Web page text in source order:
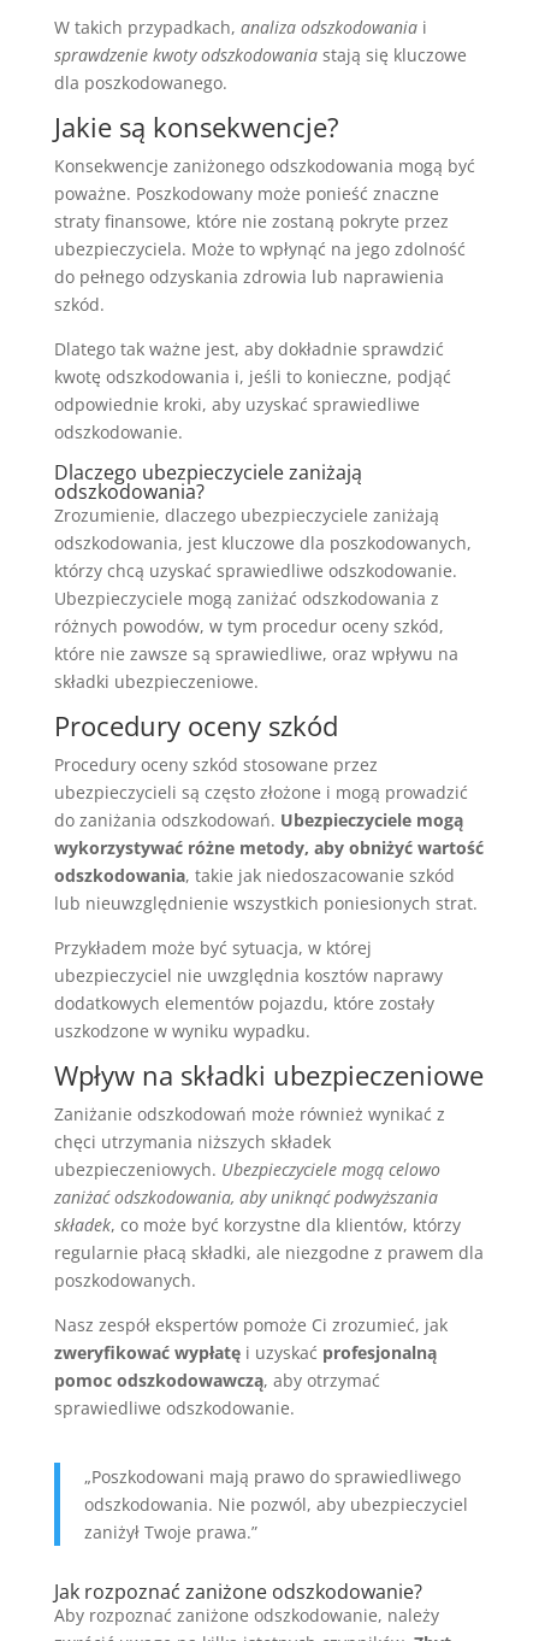
W takich przypadkach, analiza odszkodowaniai
sprawdzenie kwoty odszkodowaniastają się kluczowe
dla poszkodowanego.
Jakie są konsekwencje?
Konsekwencje zaniżonego odszkodowania mogą być
poważne. Poszkodowany może ponieść znaczne
straty finansowe, które nie zostaną pokryte przez
ubezpieczyciela. Może to wpłynąć na jego zdolność
do pełnego odzyskania zdrowia lub naprawienia
szkód.
Dlatego tak ważne jest, aby dokładnie sprawdzić
kwotę odszkodowania i, jeśli to konieczne, podjąć
odpowiednie kroki, aby uzyskać sprawiedliwe
odszkodowanie.
Dlaczego ubezpieczyciele zaniżają
odszkodowania?
Zrozumienie, dlaczego ubezpieczyciele zaniżają
odszkodowania, jest kluczowe dla poszkodowanych,
którzy chcą uzyskać sprawiedliwe odszkodowanie.
Ubezpieczyciele mogą zaniżać odszkodowania z
różnych powodów, w tym procedur oceny szkód,
które nie zawsze są sprawiedliwe, oraz wpływu na
składki ubezpieczeniowe.
Procedury oceny szkód
Procedury oceny szkód stosowane przez
ubezpieczycieli są często złożone i mogą prowadzić
do zaniżania odszkodowań. Ubezpieczyciele mogą
wykorzystywać różne metody, aby obniżyć wartość
odszkodowania, takie jak niedoszacowanie szkód
lub nieuwzględnienie wszystkich poniesionych strat.
Przykładem może być sytuacja, w której
ubezpieczyciel nie uwzględnia kosztów naprawy
dodatkowych elementów pojazdu, które zostały
uszkodzone w wyniku wypadku.
Wpływ na składki ubezpieczeniowe
Zaniżanie odszkodowań może również wynikać z
chęci utrzymania niższych składek
ubezpieczeniowych. Ubezpieczyciele mogą celowo
zaniżać odszkodowania, aby uniknąć podwyższania
składek, co może być korzystne dla klientów, którzy
regularnie płacą składki, ale niezgodne z prawem dla
poszkodowanych.
Nasz zespół ekspertów pomoże Ci zrozumieć, jak
zweryfikować wypłatęi uzyskać profesjonalną
pomoc odszkodowawczą, aby otrzymać
sprawiedliwe odszkodowanie.
„Poszkodowani mają prawo do sprawiedliwego
odszkodowania. Nie pozwól, aby ubezpieczyciel
zaniżył Twoje prawa.”
Jak rozpoznać zaniżone odszkodowanie?
Aby rozpoznać zaniżone odszkodowanie, należy